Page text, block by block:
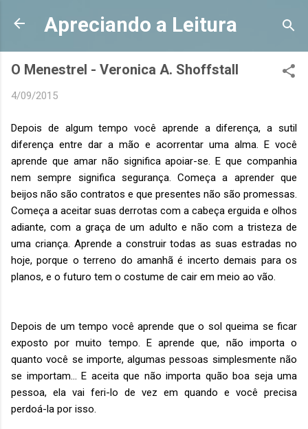
Pular para o conteúdo principal
Apreciando a Leitura
O Menestrel - Veronica A. Shoffstall
4/09/2015
Depois de algum tempo você aprende a diferença, a sutil
diferença entre dar a mão e acorrentar uma alma. E você
aprende que amar não significa apoiar-se. E que companhia
nem sempre significa segurança. Começa a aprender que
beijos não são contratos e que presentes não são promessas.
Começa a aceitar suas derrotas com a cabeça erguida e olhos
adiante, com a graça de um adulto e não com a tristeza de
uma criança. Aprende a construir todas as suas estradas no
hoje, porque o terreno do amanhã é incerto demais para os
planos, e o futuro tem o costume de cair em meio ao vão.
Depois de um tempo você aprende que o sol queima se ficar
exposto por muito tempo. E aprende que, não importa o
quanto você se importe, algumas pessoas simplesmente não
se importam… E aceita que não importa quão boa seja uma
pessoa, ela vai feri-lo de vez em quando e você precisa
perdoá-la por isso.